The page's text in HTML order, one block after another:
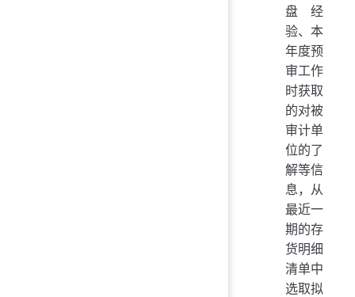
盘经
验、本
年度预
审工作
时获取
的对被
审计单
位的了
解等信
息，从
最近一
期的存
货明细
清单中
选取拟